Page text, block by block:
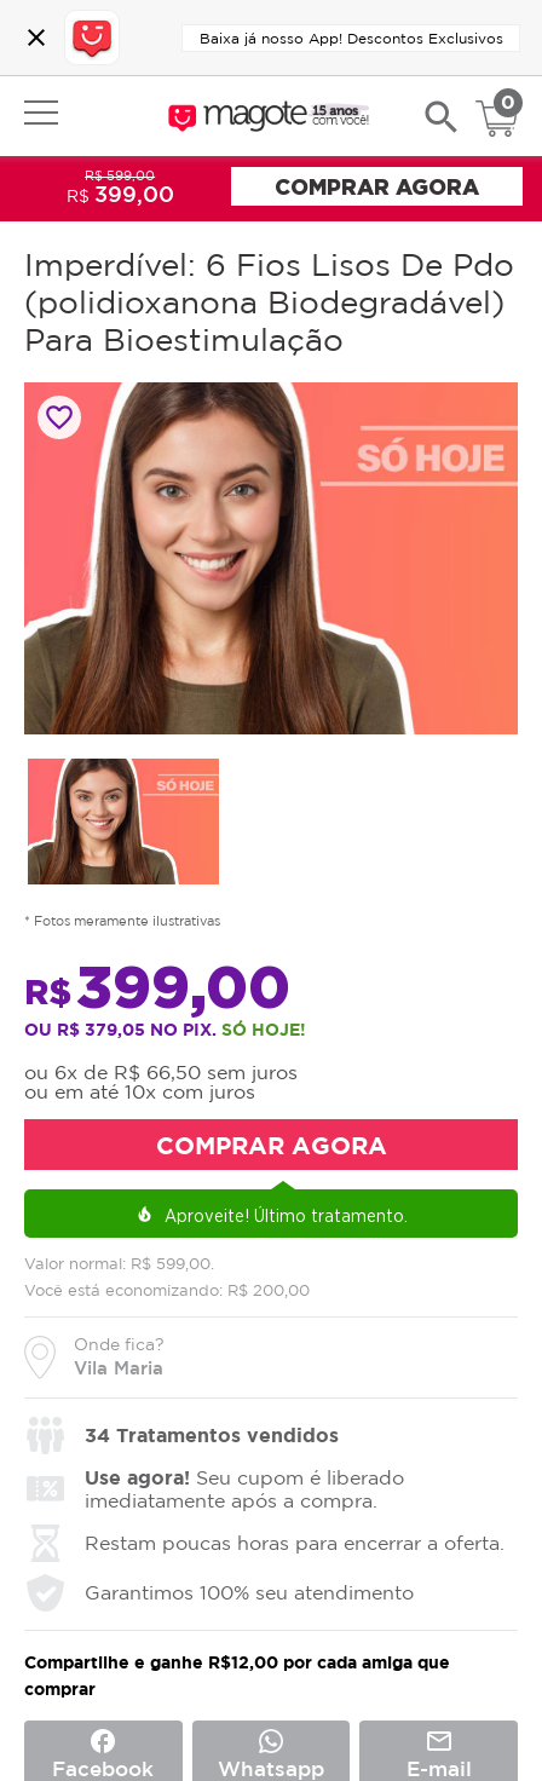
close Baixa já nosso App! Descontos Exclusivos
search 0
Imperdível: 6 Fios Lisos De Pdo
(polidioxanona Biodegradável)
Para Bioestimulação
favorite_border
* Fotos meramente ilustrativas
Valor normal: R$ 599,00.
Você está economizando: R$ 200,00
Onde fica?
Vila Maria
R$399,00
OU R$ 379,05 NO PIX. SÓ HOJE!
ou 6x de R$ 66,50 sem juros
ou em até 10x com juros
COMPRAR AGORA
local_fire_department Aproveite! Último tratamento.
R$ 599,00
R$ 399,00 COMPRAR AGORA
34 Tratamentos vendidos
Use agora! Seu cupom é liberado
imediatamente após a compra.
Restam poucas horas para encerrar a oferta.
Garantimos 100% seu atendimento
Compartilhe e ganhe R$12,00 por cada amiga que
comprar
facebook
Facebook Whatsapp
mail_outline
E-mail